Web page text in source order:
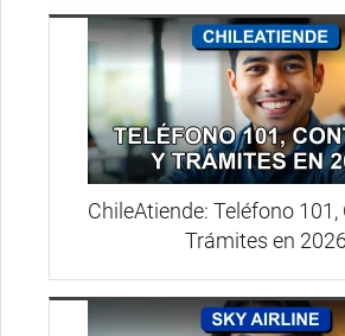
ChileAtiende: Teléfono
Trámites en 2026